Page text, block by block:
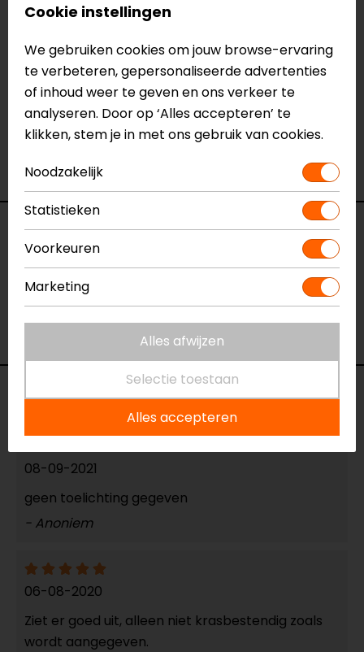
Eindhoven, Vianen of Apeldoorn. In de winkels kun je
verkoopmedewerkers voor je klaar met advies.
Bekijk onze anderehelmvizieren.
Let op: Afbeeldingen van het product zijn niet altijd
beschikbaar. Afbeeldingen zijn ter indicatie van de
kleuren en kunnen mogelijk niet altijd
overeenkomen met het werkelijke vizier.
Specificaties
Naam
AX-8/AX-8 Dual/AX-8 Evo Vizier
Model
KV17-Dual
Donker getint anti-kras, anti-mist
Reviews (8)
08-09-2021
geen toelichting gegeven
- Anoniem
06-08-2020
Ziet er goed uit, alleen niet krasbestendig zoals
wordt aangegeven.
Cookie instellingen
We gebruiken cookies om jouw browse-ervaring
te verbeteren, gepersonaliseerde advertenties
of inhoud weer te geven en ons verkeer te
analyseren. Door op ‘Alles accepteren’ te
klikken, stem je in met ons gebruik van cookies.
Noodzakelijk
Statistieken
Voorkeuren
Marketing
Alles afwijzen
Selectie toestaan
Alles accepteren